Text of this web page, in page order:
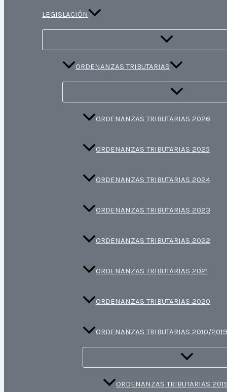
LEGISLACIÓN
ORDENANZAS TRIBUTARIAS
ORDENANZAS TRIBUTARIAS 2026
ORDENANZAS TRIBUTARIAS 2025
ORDENANZAS TRIBUTARIAS 2024
ORDENANZAS TRIBUTARIAS 2023
ORDENANZAS TRIBUTARIAS 2022
ORDENANZAS TRIBUTARIAS 2021
ORDENANZAS TRIBUTARIAS 2020
ORDENANZAS TRIBUTARIAS 2010/2019
ORDENANZAS TRIBUTARIAS